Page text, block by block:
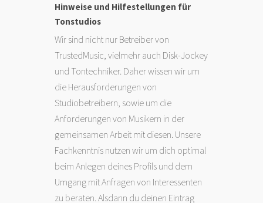
Hinweise und Hilfestellungen für
Tonstudios
Wir sind nicht nur Betreiber von
TrustedMusic, vielmehr auch Disk-Jockey
und Tontechniker. Daher wissen wir um
die Herausforderungen von
Studiobetreibern, sowie um die
Anforderungen von Musikern in der
gemeinsamen Arbeit mit diesen. Unsere
Fachkenntnis nutzen wir um dich optimal
beim Anlegen deines Profils und dem
Umgang mit Anfragen von Interessenten
zu beraten. Alsdann du deinen Eintrag